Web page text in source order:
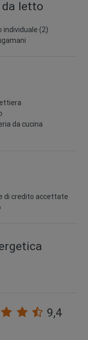
letto
individuale (2)
da cucina
di credito accettate
9,4